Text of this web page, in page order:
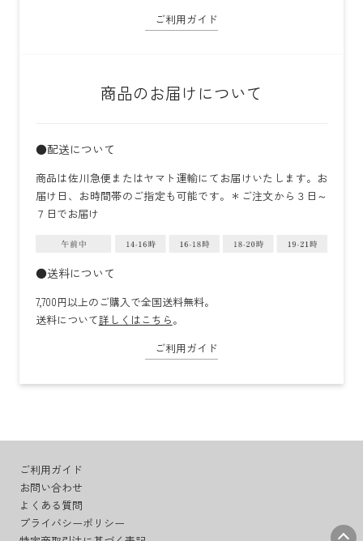
ご利用ガイド
商品のお届けについて
●配送について
商品は佐川急便またはヤマト運輸にてお届けいたします。お
届け日、お時間帯のご指定も可能です。＊ご注文から３日～
７日でお届け
●送料について
7,700円以上のご購入で全国送料無料。
送料について詳しくはこちら。
ご利用ガイド
ご利用ガイド
お問い合わせ
よくある質問
プライバシーポリシー